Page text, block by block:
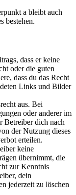
a bleibt auch
bestehen.
dass er keine
oder die guten
dass du das Recht
Links und Bilder
aus. Bei
oder anderer im
Betreiber dich nach
der Nutzung dieses
erteilen.
keine
übernimmt, die
zur Kenntnis
dein
jederzeit zu löschen